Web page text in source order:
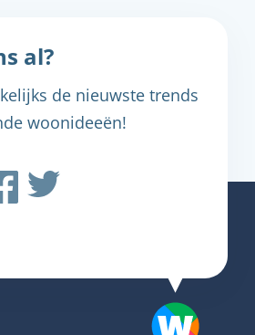
al?
de nieuwste trends
woonideeën!